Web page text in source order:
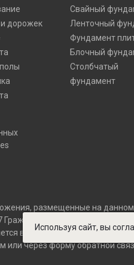
дорожек
Свайный
Ленточный
Фундамент
Блочный
Столбчатый
фундамент
размещенные на
Гражданского кодекса
в письменном виде. Для
или через форму обратной
Используя сайт, вы